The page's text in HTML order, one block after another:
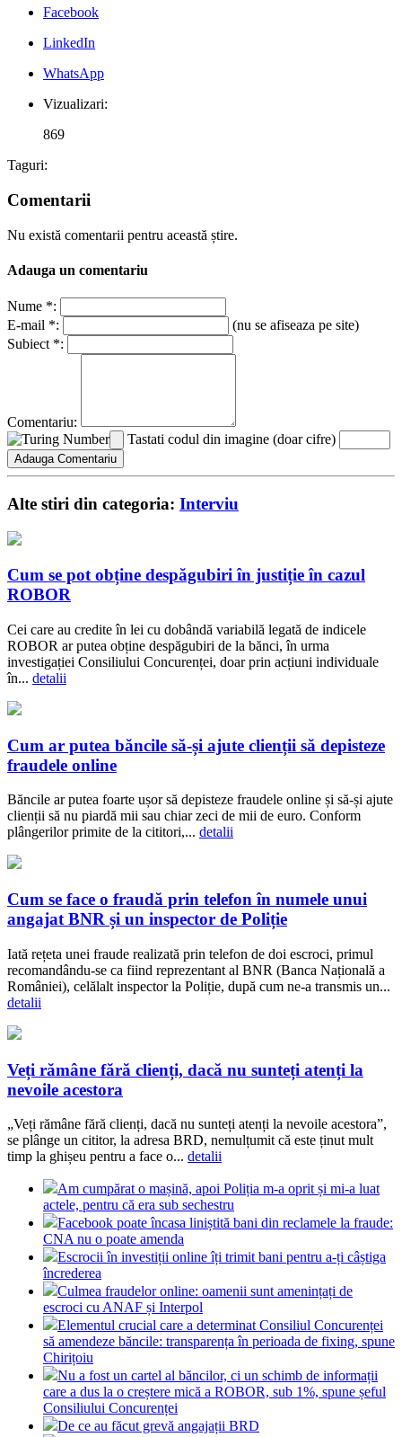
Facebook
LinkedIn
WhatsApp
Vizualizari:
869
Taguri:
Comentarii
Nu există comentarii pentru această știre.
Adauga un comentariu
Nume *:
E-mail *:
(nu se afiseaza pe site)
Subiect *:
Comentariu:
Tastati codul din imagine (doar cifre)
Alte stiri din categoria: Interviu
Cum se pot obține despăgubiri în justiție în cazul
ROBOR
Cei care au credite în lei cu dobândă variabilă legată de indicele
ROBOR ar putea obține despăgubiri de la bănci, în urma
investigației Consiliului Concurenței, doar prin acțiuni individuale
în... detalii
Cum ar putea băncile să-și ajute clienții să depisteze
fraudele online
Băncile ar putea foarte ușor să depisteze fraudele online și să-și ajute
clienții să nu piardă mii sau chiar zeci de mii de euro. Conform
plângerilor primite de la cititori,... detalii
Cum se face o fraudă prin telefon în numele unui
angajat BNR și un inspector de Poliție
Iată rețeta unei fraude realizată prin telefon de doi escroci, primul
recomandându-se ca fiind reprezentant al BNR (Banca Națională a
României), celălalt inspector la Poliție, după cum ne-a transmis un...
detalii
Veți rămâne fără clienți, dacă nu sunteți atenți la
nevoile acestora
„Veți rămâne fără clienți, dacă nu sunteți atenți la nevoile acestora”,
se plânge un cititor, la adresa BRD, nemulțumit că este ținut mult
timp la ghișeu pentru a face o... detalii
Am cumpărat o mașină, apoi Poliția m-a oprit și mi-a luat
actele, pentru că era sub sechestru
Facebook poate încasa liniștită bani din reclamele la fraude:
CNA nu o poate amenda
Escrocii în investiții online îți trimit bani pentru a-ți câștiga
încrederea
Culmea fraudelor online: oamenii sunt amenințați de
escroci cu ANAF și Interpol
Elementul crucial care a determinat Consiliul Concurenței
să amendeze băncile: transparența în perioada de fixing, spune
Chirițoiu
Nu a fost un cartel al băncilor, ci un schimb de informații
care a dus la o creștere mică a ROBOR, sub 1%, spune șeful
Consiliului Concurenței
De ce au făcut grevă angajații BRD